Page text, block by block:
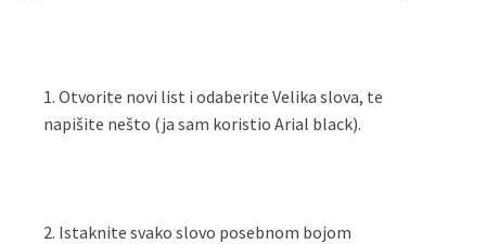
1. Otvorite novi list i odaberite Velika slova, te
napišite nešto (ja sam koristio Arial black).
2. Istaknite svako slovo posebnom bojom